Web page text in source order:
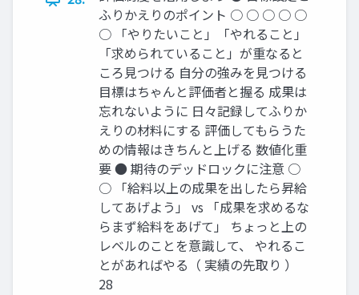
ふりかえりのポイント ○ ○ ○ ○ ○
○ 「やりたいこと」「やれること」
「求められていること」が重なると
ころ見つける 自分の強みを見つける
目標はちゃんと評価者と握る 成果は
忘れないように 日々記録してふりか
えりの材料にする 評価してもらうた
めの情報はきちんと上げる 数値化重
要 ● 期待のデッドロックに注意 ○
○ 「給料以上の成果を出したら昇給
してあげよう」 vs 「成果を求めるな
らまず給料をあげて」 ちょっと上の
レベルのことを意識して、 やれるこ
とがあればやる（ 実績の先取り ）
28